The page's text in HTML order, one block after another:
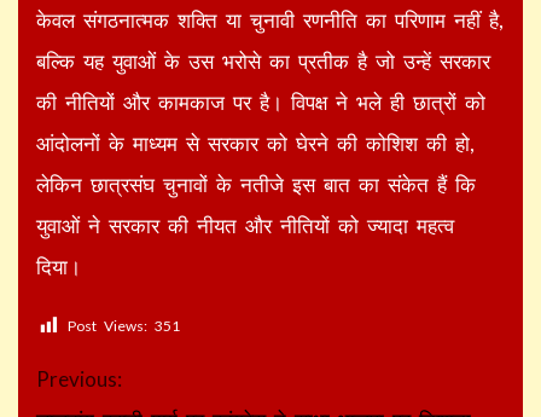
केवल संगठनात्मक शक्ति या चुनावी रणनीति का परिणाम नहीं है,
बल्कि यह युवाओं के उस भरोसे का प्रतीक है जो उन्हें सरकार
की नीतियों और कामकाज पर है। विपक्ष ने भले ही छात्रों को
आंदोलनों के माध्यम से सरकार को घेरने की कोशिश की हो,
लेकिन छात्रसंघ चुनावों के नतीजे इस बात का संकेत हैं कि
युवाओं ने सरकार की नीयत और नीतियों को ज्यादा महत्व
दिया।
Post Views: 351
Continue
Previous: